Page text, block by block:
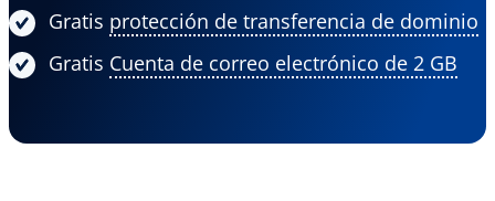
Gratis protección de transferencia de dominio
Gratis Cuenta de correo electrónico de 2 GB